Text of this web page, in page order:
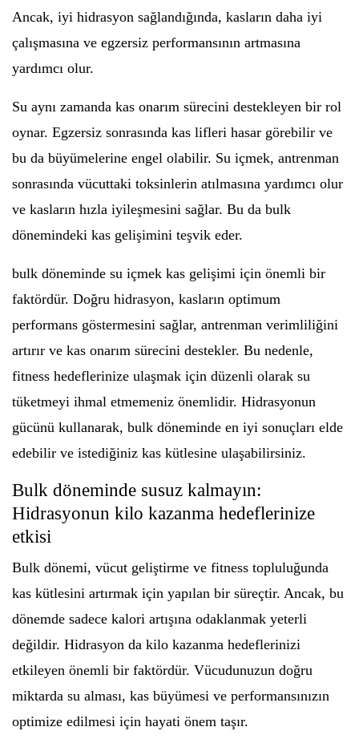
Ancak, iyi hidrasyon sağlandığında, kasların daha iyi
çalışmasına ve egzersiz performansının artmasına
yardımcı olur.
Su aynı zamanda kas onarım sürecini destekleyen bir rol
oynar. Egzersiz sonrasında kas lifleri hasar görebilir ve
bu da büyümelerine engel olabilir. Su içmek, antrenman
sonrasında vücuttaki toksinlerin atılmasına yardımcı olur
ve kasların hızla iyileşmesini sağlar. Bu da bulk
dönemindeki kas gelişimini teşvik eder.
bulk döneminde su içmek kas gelişimi için önemli bir
faktördür. Doğru hidrasyon, kasların optimum
performans göstermesini sağlar, antrenman verimliliğini
artırır ve kas onarım sürecini destekler. Bu nedenle,
fitness hedeflerinize ulaşmak için düzenli olarak su
tüketmeyi ihmal etmemeniz önemlidir. Hidrasyonun
gücünü kullanarak, bulk döneminde en iyi sonuçları elde
edebilir ve istediğiniz kas kütlesine ulaşabilirsiniz.
Bulk döneminde susuz kalmayın:
Hidrasyonun kilo kazanma hedeflerinize
etkisi
Bulk dönemi, vücut geliştirme ve fitness topluluğunda
kas kütlesini artırmak için yapılan bir süreçtir. Ancak, bu
dönemde sadece kalori artışına odaklanmak yeterli
değildir. Hidrasyon da kilo kazanma hedeflerinizi
etkileyen önemli bir faktördür. Vücudunuzun doğru
miktarda su alması, kas büyümesi ve performansınızın
optimize edilmesi için hayati önem taşır.